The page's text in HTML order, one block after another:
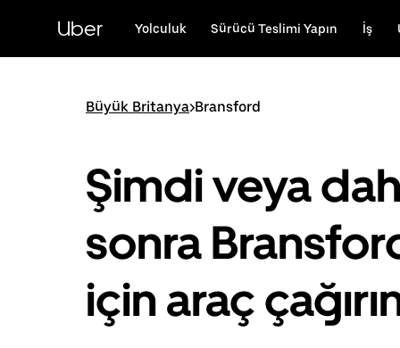
Uber Yolculuk Sürücü Teslimi Yapın İş
Büyük Britanya>Bransford
Şimdi veya
sonra
için araç